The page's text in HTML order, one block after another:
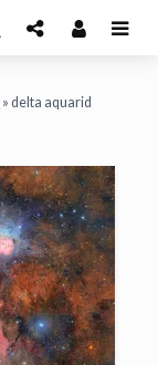
»delta aquarid